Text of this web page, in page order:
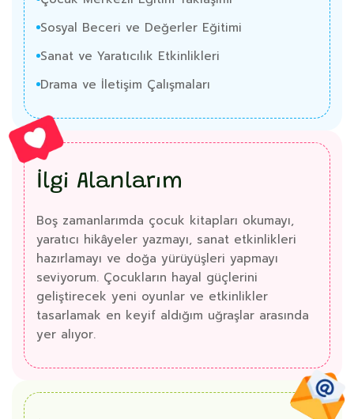
Sosyal Beceri ve Değerler Eğitimi
Sanat ve Yaratıcılık Etkinlikleri
Drama ve İletişim Çalışmaları
İlgi Alanlarım
Boş zamanlarımda çocuk kitapları okumayı,
yaratıcı hikâyeler yazmayı, sanat etkinlikleri
hazırlamayı ve doğa yürüyüşleri yapmayı
seviyorum. Çocukların hayal güçlerini
geliştirecek yeni oyunlar ve etkinlikler
tasarlamak en keyif aldığım uğraşlar arasında
yer alıyor.